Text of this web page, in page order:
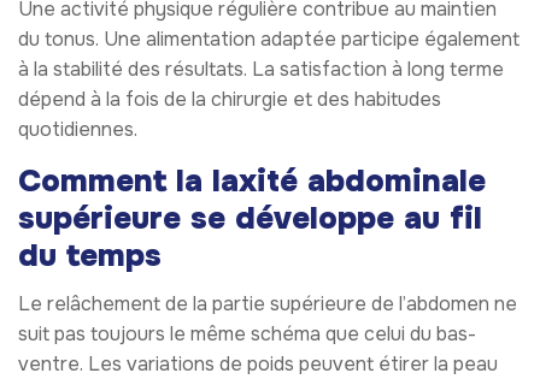
Une activité physique régulière contribue au maintien
du tonus. Une alimentation adaptée participe également
à la stabilité des résultats. La satisfaction à long terme
dépend à la fois de la chirurgie et des habitudes
quotidiennes.
Comment la laxité abdominale
supérieure se développe au fil
du temps
Le relâchement de la partie supérieure de l’abdomen ne
suit pas toujours le même schéma que celui du bas-
ventre. Les variations de poids peuvent étirer la peau